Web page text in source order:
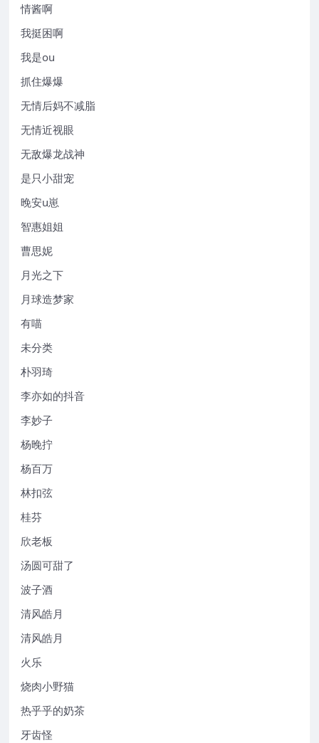
情酱啊
我挺困啊
我是ou
抓住爆爆
无情后妈不减脂
无情近视眼
无敌爆龙战神
是只小甜宠
晚安u崽
智惠姐姐
曹思妮
月光之下
月球造梦家
有喵
未分类
朴羽琦
李亦如的抖音
李妙子
杨晚拧
杨百万
林扣弦
桂芬
欣老板
汤圆可甜了
波子酒
清风皓月
清风皓月
火乐
烧肉小野猫
热乎乎的奶茶
牙齿怪